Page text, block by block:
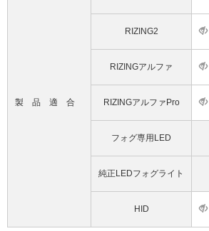
製品適合
RIZING2
RIZINGアルファ
RIZINGアルファPro
フォグ専用LED
純正LEDフォグライト
HID